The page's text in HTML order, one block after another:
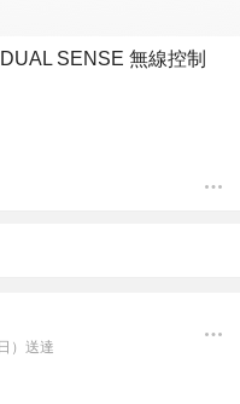
SENSE 無線控制
）送達